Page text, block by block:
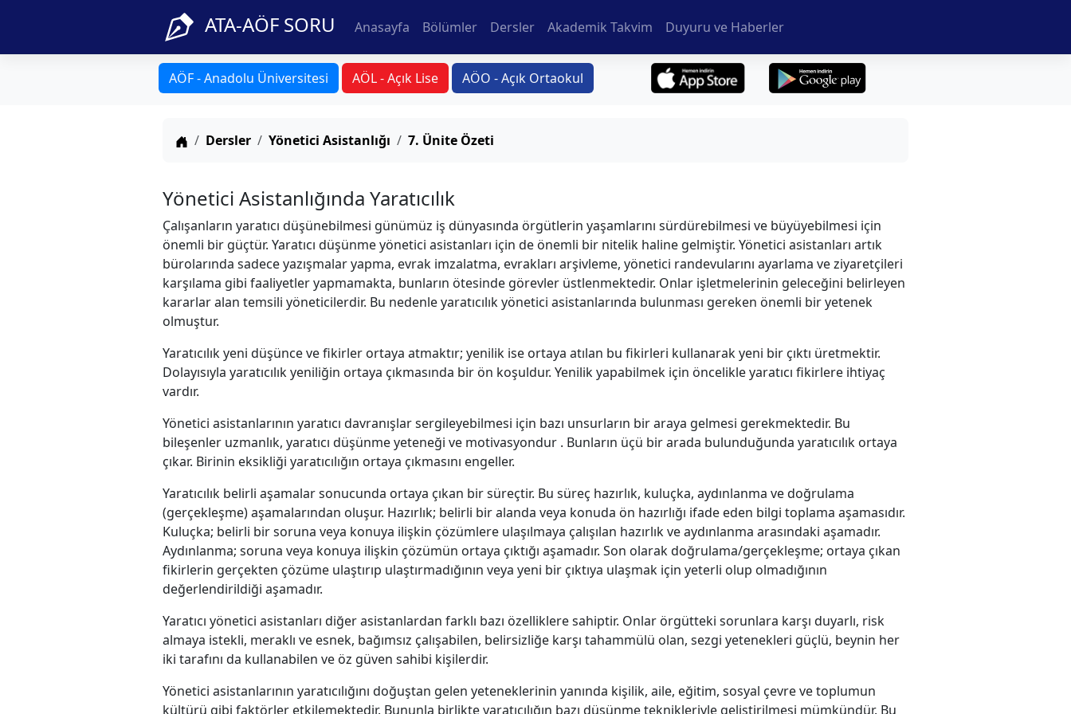
ATA-AÖF SORU Anasayfa Bölümler Dersler Akademik Takvim Duyuru ve Haberler
AÖF - Anadolu Üniversitesi AÖL - Açık Lise AÖO - Açık Ortaokul
Anasayfa
Dersler Yönetici Asistanlığı 7. Ünite Özeti
Yönetici Asistanlığında Yaratıcılık
Çalışanların yaratıcı düşünebilmesi günümüz iş dünyasında örgütlerin yaşamlarını sürdürebilmesi ve büyüyebilmesi için
önemli bir güçtür. Yaratıcı düşünme yönetici asistanları için de önemli bir nitelik haline gelmiştir. Yönetici asistanları artık
bürolarında sadece yazışmalar yapma, evrak imzalatma, evrakları arşivleme, yönetici randevularını ayarlama ve ziyaretçileri
karşılama gibi faaliyetler yapmamakta, bunların ötesinde görevler üstlenmektedir. Onlar işletmelerinin geleceğini belirleyen
kararlar alan temsili yöneticilerdir. Bu nedenle yaratıcılık yönetici asistanlarında bulunması gereken önemli bir yetenek
olmuştur.
Yaratıcılık yeni düşünce ve fikirler ortaya atmaktır; yenilik ise ortaya atılan bu fikirleri kullanarak yeni bir çıktı üretmektir.
Dolayısıyla yaratıcılık yeniliğin ortaya çıkmasında bir ön koşuldur. Yenilik yapabilmek için öncelikle yaratıcı fikirlere ihtiyaç
vardır.
Yönetici asistanlarının yaratıcı davranışlar sergileyebilmesi için bazı unsurların bir araya gelmesi gerekmektedir. Bu
bileşenler uzmanlık, yaratıcı düşünme yeteneği ve motivasyondur . Bunların üçü bir arada bulunduğunda yaratıcılık ortaya
çıkar. Birinin eksikliği yaratıcılığın ortaya çıkmasını engeller.
Yaratıcılık belirli aşamalar sonucunda ortaya çıkan bir süreçtir. Bu süreç hazırlık, kuluçka, aydınlanma ve doğrulama
(gerçekleşme) aşamalarından oluşur. Hazırlık; belirli bir alanda veya konuda ön hazırlığı ifade eden bilgi toplama aşamasıdır.
Kuluçka; belirli bir soruna veya konuya ilişkin çözümlere ulaşılmaya çalışılan hazırlık ve aydınlanma arasındaki aşamadır.
Aydınlanma; soruna veya konuya ilişkin çözümün ortaya çıktığı aşamadır. Son olarak doğrulama/gerçekleşme; ortaya çıkan
fikirlerin gerçekten çözüme ulaştırıp ulaştırmadığının veya yeni bir çıktıya ulaşmak için yeterli olup olmadığının
değerlendirildiği aşamadır.
Yaratıcı yönetici asistanları diğer asistanlardan farklı bazı özelliklere sahiptir. Onlar örgütteki sorunlara karşı duyarlı, risk
almaya istekli, meraklı ve esnek, bağımsız çalışabilen, belirsizliğe karşı tahammülü olan, sezgi yetenekleri güçlü, beynin her
iki tarafını da kullanabilen ve öz güven sahibi kişilerdir.
Yönetici asistanlarının yaratıcılığını doğuştan gelen yeteneklerinin yanında kişilik, aile, eğitim, sosyal çevre ve toplumun
kültürü gibi faktörler etkilemektedir. Bununla birlikte yaratıcılığın bazı düşünme teknikleriyle geliştirilmesi mümkündür. Bu